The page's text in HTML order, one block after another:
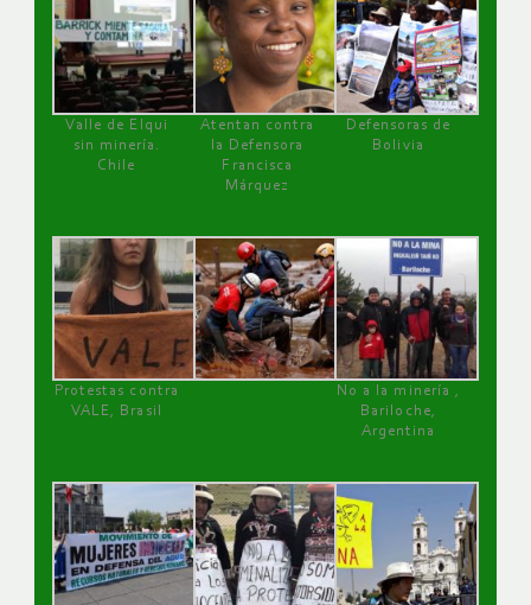
Valle de Elqui
sin minería.
Chile
Atentan contra
la Defensora
Francisca
Márquez
Defensoras de
Bolivia
Protestas contra
VALE, Brasil
No a la minería ,
Bariloche,
Argentina